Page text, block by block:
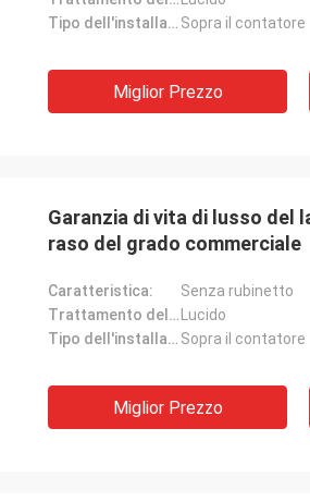
Tipo dell'installazione: Sopra il contatore
Miglior Prezzo
Garanzia di vita di lusso del
raso del grado commerciale
Caratteristica:
Senza rubinetto
Trattamento delle superfici:
Lucido
Tipo dell'installazione: Sopra il contatore
Miglior Prezzo